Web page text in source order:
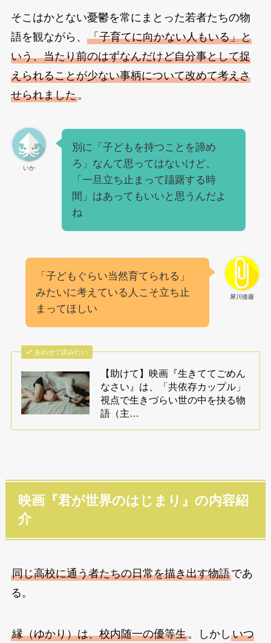
そこはかとない憂鬱を常にまとった若者たちの物
語を観ながら、 「子育てに向かない人もいる」と
いう、当たり前のはずなんだけど自分事として捉
えられることが少ない事柄について改めて考えさ
せられました。
いか
別に「子どもを持つことを諦め
ろ」なんて思ってはないけど、
「一旦立ち止まって躊躇する時
間」はあってもいいと思うんだよ
ね
犀川後藤
「子どもぐらい当然育てられる」
みたいに考えている人こそ立ち止
まってほしい
あわせて読みたい
【助けて】映画『生きててごめん
なさい』は、「共依存カップル」
視点で生きづらい世の中を抉る物
語（主…
映画『君が世界のはじまり』の内容紹
介
同じ高校に通う者たちの日常を描き出す物語であ
る。
縁（ゆかり）は、校内随一の優等生。しかし いつ